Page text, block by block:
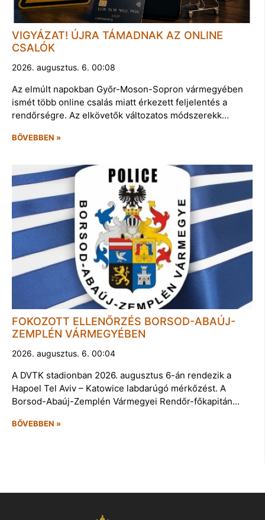
VIGYÁZAT! ÚJRA TÁMADNAK AZ ONLINE
CSALÓK
2026. augusztus. 6. 00:08
Az elmúlt napokban Győr-Moson-Sopron vármegyében
ismét több online csalás miatt érkezett feljelentés a
rendőrségre. Az elkövetők változatos módszerekk…
BŐVEBBEN »
FOKOZOTT ELLENŐRZÉS BORSOD-ABAÚJ-
ZEMPLÉN VÁRMEGYÉBEN
2026. augusztus. 6. 00:04
A DVTK stadionban 2026. augusztus 6-án rendezik a
Hapoel Tel Aviv – Katowice labdarúgó mérkőzést. A
Borsod-Abaúj-Zemplén Vármegyei Rendőr-főkapitán…
BŐVEBBEN »